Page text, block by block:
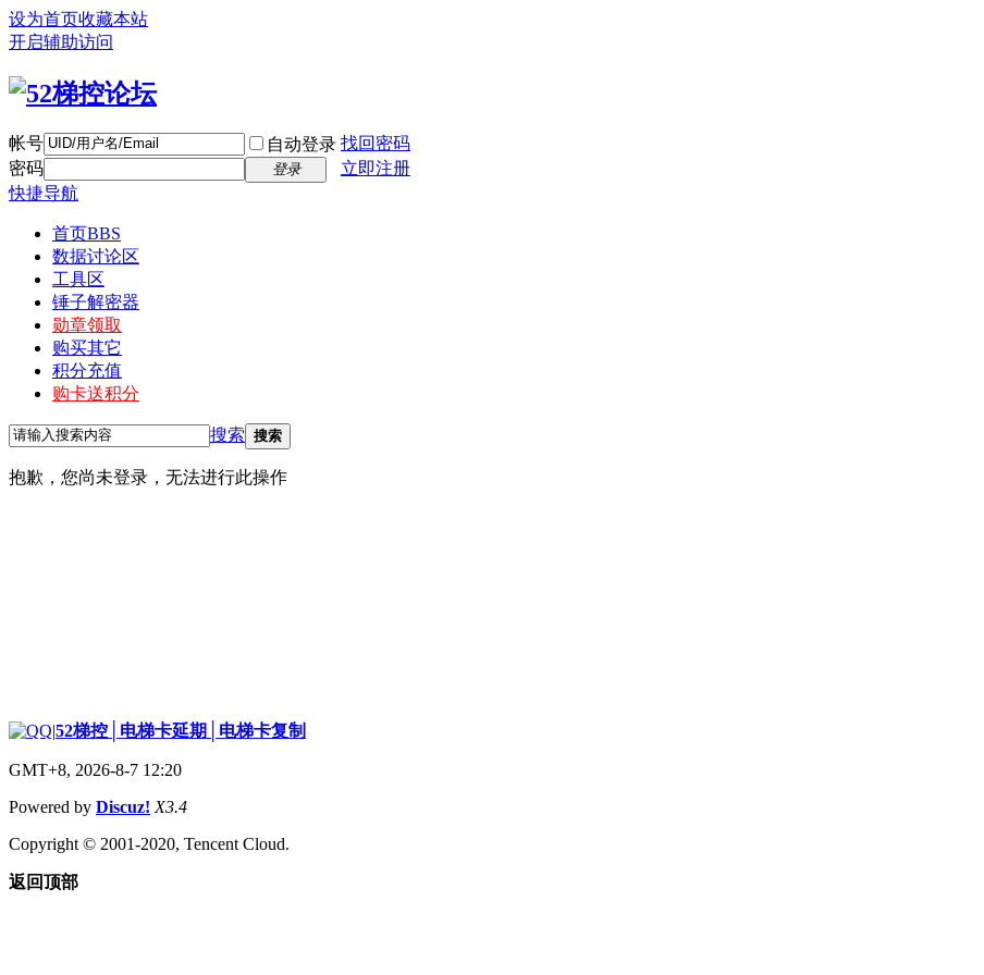
设为首页收藏本站
开启辅助访问
帐号 自动登录 找回密码
密码
登录
立即注册
快捷导航
首页BBS
数据讨论区
工具区
锤子解密器
勋章领取
购买其它
积分充值
购卡送积分
搜索 搜索
抱歉，您尚未登录，无法进行此操作
|52梯控│电梯卡延期│电梯卡复制
GMT+8, 2026-8-7 12:20
Powered by Discuz! X3.4
Copyright © 2001-2020, Tencent Cloud.
返回顶部